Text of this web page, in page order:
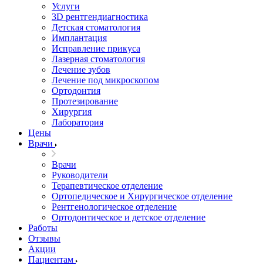
Услуги
3D рентгендиагностика
Детская стоматология
Имплантация
Исправление прикуса
Лазерная стоматология
Лечение зубов
Лечение под микроскопом
Ортодонтия
Протезирование
Хирургия
Лаборатория
Цены
Врачи
Врачи
Руководители
Терапевтическое отделение
Ортопедическое и Хирургическое отделение
Рентгенологическое отделение
Ортодонтическое и детское отделение
Работы
Отзывы
Акции
Пациентам